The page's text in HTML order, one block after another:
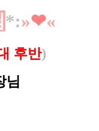
*:»❤︎«
후반)
님